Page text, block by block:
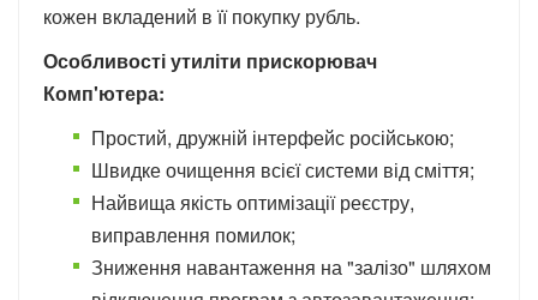
кожен вкладений в її покупку рубль.
Особливості утиліти прискорювач
Комп'ютера:
Простий, дружній інтерфейс російською;
Швидке очищення всієї системи від сміття;
Найвища якість оптимізації реєстру,
виправлення помилок;
Зниження навантаження на "залізо" шляхом